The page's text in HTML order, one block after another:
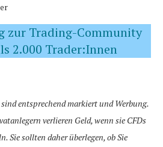
zur Trading-Community
2.000 Trader:Innen
entsprechend markiert und Werbung.
verlieren Geld, wenn sie CFDs
Sie sollten daher überlegen, ob Sie